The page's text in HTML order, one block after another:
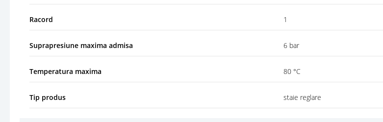
Racord 1
Suprapresiune maxima admisa 6 bar
Temperatura maxima 80 °C
Tip produs staie reglare